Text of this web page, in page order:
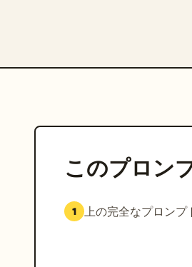
このプロン
1 上の完全なプロンプ